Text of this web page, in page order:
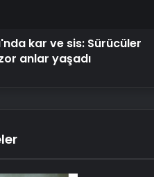
kar ve sis: Sürücüler
anlar yaşadı